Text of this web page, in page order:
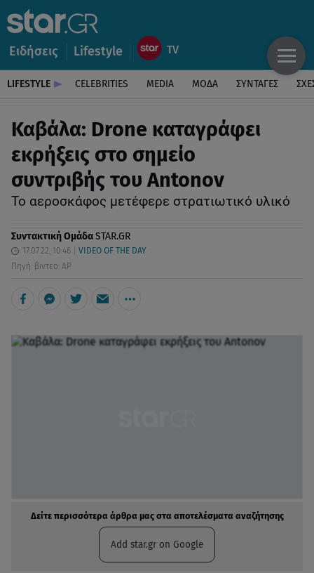
Ειδήσεις Lifestyle
LIFESTYLE CELEBRITIES MEDIA ΜΟΔΑ ΣΥΝΤΑΓΕΣ
Καβάλα: Drone καταγράφει
εκρήξεις στο σημείο
συντριβής του Antonov
Το αεροσκάφος μετέφερε στρατιωτικό υλικό
Συντακτική ΟμάδαSTAR.GR
17.07.22, 10:46
VIDEO OF THE DAY
Πηγή: βιντεο: AP
Δείτε περισσότερα άρθρα μας στα αποτελέσματα αναζήτησης
Add star.gr on Google